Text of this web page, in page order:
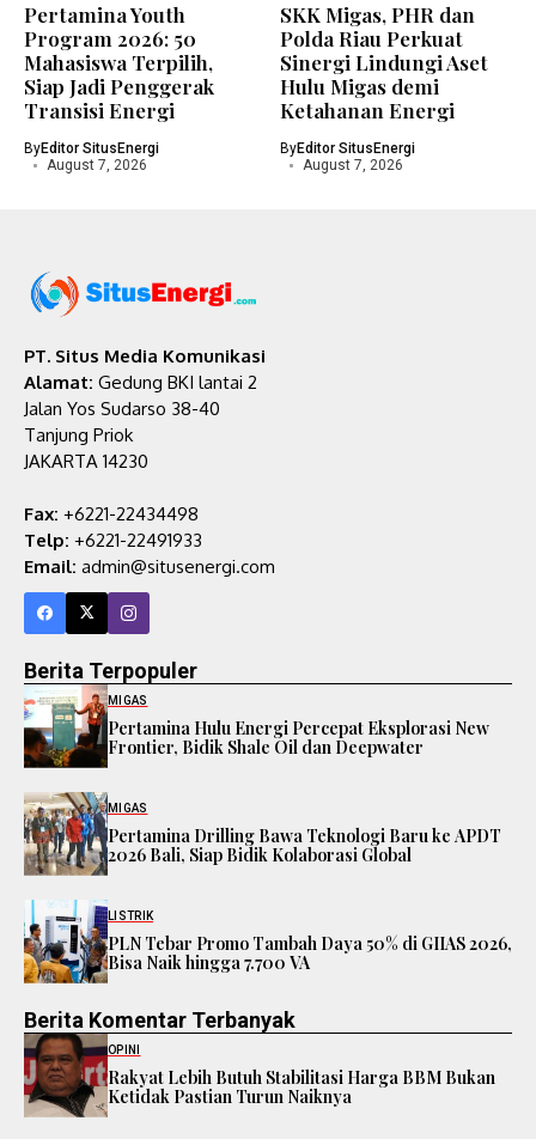
Pertamina Youth
Program 2026: 50
Mahasiswa Terpilih,
Siap Jadi Penggerak
Transisi Energi
ByEditor SitusEnergi
August 7, 2026
SKK Migas, PHR dan
Polda Riau Perkuat
Sinergi Lindungi Aset
Hulu Migas demi
Ketahanan Energi
ByEditor SitusEnergi
August 7, 2026
PT. Situs Media Komunikasi
Alamat: Gedung BKI lantai 2
Jalan Yos Sudarso 38-40
Tanjung Priok
JAKARTA 14230
Fax: +6221-22434498
Telp: +6221-22491933
Email: admin@situsenergi.com
Berita Terpopuler
MIGAS
Pertamina Hulu Energi Percepat Eksplorasi New
Frontier, Bidik Shale Oil dan Deepwater
MIGAS
Pertamina Drilling Bawa Teknologi Baru ke APDT
2026 Bali, Siap Bidik Kolaborasi Global
LISTRIK
PLN Tebar Promo Tambah Daya 50% di GIIAS 2026,
Bisa Naik hingga 7.700 VA
Berita Komentar Terbanyak
OPINI
Rakyat Lebih Butuh Stabilitasi Harga BBM Bukan
Ketidak Pastian Turun Naiknya